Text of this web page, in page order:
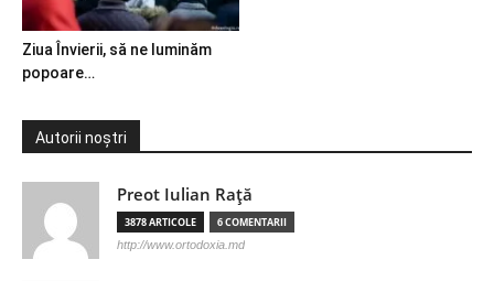
Ziua Învierii, să ne luminăm
popoare…
Autorii noștri
Preot Iulian Raţă
3878 ARTICOLE 6 COMENTARII
http://www.ortodoxia.md